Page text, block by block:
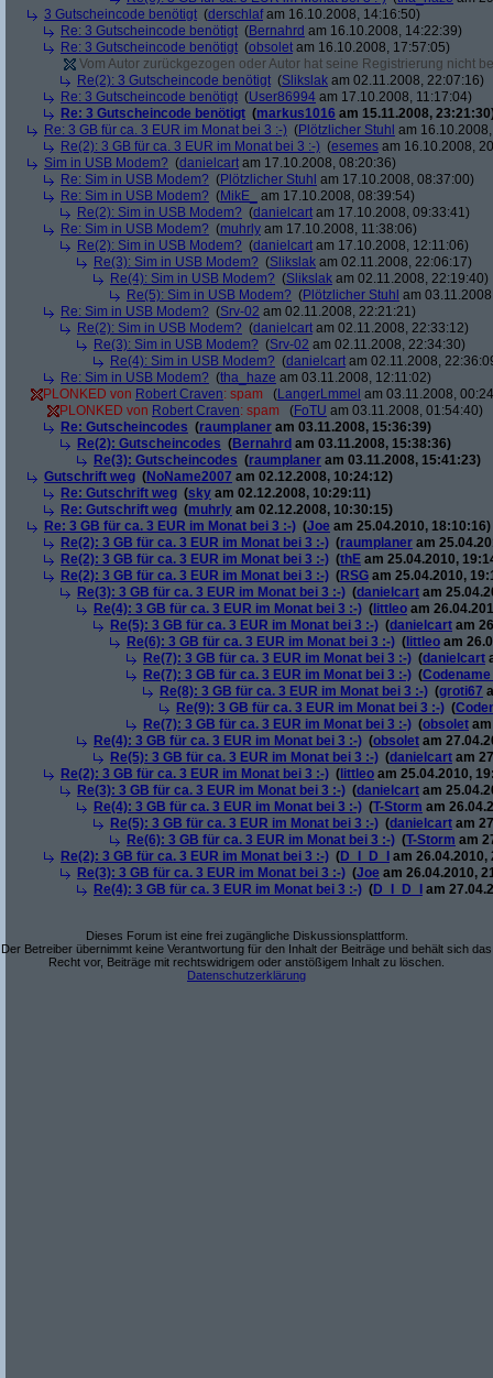
3 Gutscheincode benötigt (derschlafam 16.10.2008, 14:16:50)
Re: 3 Gutscheincode benötigt (Bernahrd am 16.10.2008, 14:22:39)
Re: 3 Gutscheincode benötigt (obsolet am 16.10.2008, 17:57:05)
Vom Autor zurückgezogen oder Autor hat seine Registrierung nicht
Re(2): 3 Gutscheincode benötigt (Slikslak am 02.11.2008, 22:07:16)
Re: 3 Gutscheincode benötigt (User86994 am 17.10.2008, 11:17:04)
Re: 3 Gutscheincode benötigt (markus1016 am 15.11.2008,
Re: 3 GB für ca. 3 EUR im Monat bei 3 :-) (Plötzlicher Stuhl am
Re(2): 3 GB für ca. 3 EUR im Monat bei 3 :-) (esemes am 16.10.2008,
Sim in USB Modem? (danielcart am 17.10.2008, 08:20:36)
Re: Sim in USB Modem? (Plötzlicher Stuhl am 17.10.2008, 08:37:00)
Re: Sim in USB Modem? (MikE_
am 17.10.2008, 08:39:54)
Re(2): Sim in USB Modem? (danielcart am 17.10.2008, 09:33:41)
Re: Sim in USB Modem? (muhrly am 17.10.2008, 11:38:06)
Re(2): Sim in USB Modem? (danielcart am 17.10.2008, 12:11:06)
Re(3): Sim in USB Modem? (Slikslak am 02.11.2008, 22:06:17)
Re(4): Sim in USB Modem? (Slikslak am 02.11.2008, 22:19:40)
Re(5): Sim in USB Modem? (Plötzlicher Stuhl am
Re: Sim in USB Modem? (Srv-02 am 02.11.2008, 22:21:21)
Re(2): Sim in USB Modem? (danielcart am 02.11.2008, 22:33:12)
Re(3): Sim in USB Modem? (Srv-02 am 02.11.2008, 22:34:30)
Re(4): Sim in USB Modem? (danielcart am 02.11.2008,
Re: Sim in USB Modem? (tha_haze am 03.11.2008, 12:11:02)
PLONKED von Robert Craven: spam (LangerLmmel am 03.11.2008,
PLONKED von Robert Craven: spam (FoTU am 03.11.2008, 01:54:40)
Re: Gutscheincodes (raumplaner am 03.11.2008, 15:36:39)
Re(2): Gutscheincodes (Bernahrd am 03.11.2008, 15:38:36)
Re(3): Gutscheincodes (raumplaner am 03.11.2008, 15:41:23)
Gutschrift weg (NoName2007 am 02.12.2008, 10:24:12)
Re: Gutschrift weg (sky am 02.12.2008, 10:29:11)
Re: Gutschrift weg (muhrly am 02.12.2008, 10:30:15)
Re: 3 GB für ca. 3 EUR im Monat bei 3 :-) (Joe am 25.04.2010, 18:10:16)
Re(2): 3 GB für ca. 3 EUR im Monat bei 3 :-) (raumplaner am
Re(2): 3 GB für ca. 3 EUR im Monat bei 3 :-) (thE am 25.04.2010,
Re(2): 3 GB für ca. 3 EUR im Monat bei 3 :-) (RSG am 25.04.2010,
Re(3): 3 GB für ca. 3 EUR im Monat bei 3 :-) (danielcart am
Re(4): 3 GB für ca. 3 EUR im Monat bei 3 :-) ( littleo am
Re(5): 3 GB für ca. 3 EUR im Monat bei 3 :-) (danielcart am
Re(6): 3 GB für ca. 3 EUR im Monat bei 3 :-) ( littleo am
Re(7): 3 GB für ca. 3 EUR im Monat bei 3 :-) (danielcart
Re(7): 3 GB für ca. 3 EUR im Monat bei 3 :-) (Codename
Re(8): 3 GB für ca. 3 EUR im Monat bei 3 :-) (groti67
Re(9): 3 GB für ca. 3 EUR im Monat bei 3 :-) (
Re(7): 3 GB für ca. 3 EUR im Monat bei 3 :-) (obsolet
Re(4): 3 GB für ca. 3 EUR im Monat bei 3 :-) (obsolet am
Re(5): 3 GB für ca. 3 EUR im Monat bei 3 :-) (danielcart am
Re(2): 3 GB für ca. 3 EUR im Monat bei 3 :-) ( littleo am 25.04.2010,
Re(3): 3 GB für ca. 3 EUR im Monat bei 3 :-) (danielcart am
Re(4): 3 GB für ca. 3 EUR im Monat bei 3 :-) (T-Storm am
Re(5): 3 GB für ca. 3 EUR im Monat bei 3 :-) (danielcart am
Re(6): 3 GB für ca. 3 EUR im Monat bei 3 :-) (T-Storm am
Re(2): 3 GB für ca. 3 EUR im Monat bei 3 :-) (D_I_D_I
am 26.04.2010,
Re(3): 3 GB für ca. 3 EUR im Monat bei 3 :-) (Joe am 26.04.2010,
Re(4): 3 GB für ca. 3 EUR im Monat bei 3 :-) (D_I_D_I am
Dieses Forum ist eine frei zugängliche Diskussionsplattform.
Der Betreiber übernimmt keine Verantwortung für den Inhalt der Beiträge und behält sich das
Recht vor, Beiträge mit rechtswidrigem oder anstößigem Inhalt zu löschen.
Datenschutzerklärung